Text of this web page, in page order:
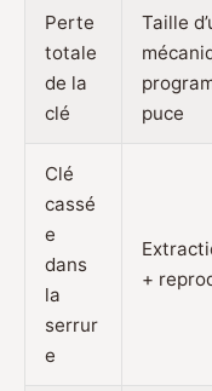
Perte
totale
de la
clé
Taille
puce
Clé
cassé
e
dans
la
serrur
e
+